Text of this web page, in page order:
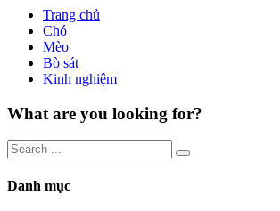
Trang chủ
Chó
Mèo
Bò sát
Kinh nghiệm
What are you looking for?
Danh mục